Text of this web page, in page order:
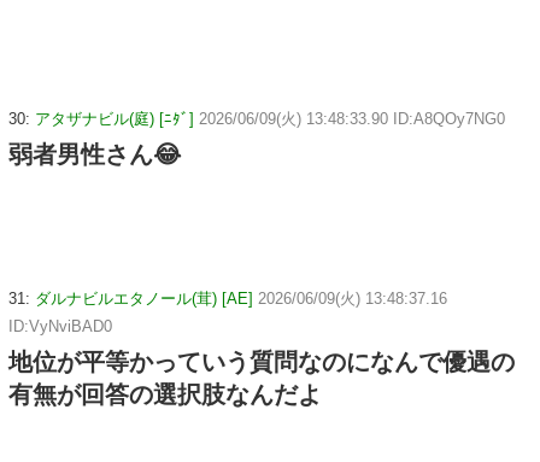
30: アタザナビル(庭) [ﾆﾀﾞ] 2026/06/09(火) 13:48:33.90 ID:A8QOy7NG0
弱者男性さん😂
31: ダルナビルエタノール(茸) [AE] 2026/06/09(火) 13:48:37.16
ID:VyNviBAD0
地位が平等かっていう質問なのになんで優遇の
有無が回答の選択肢なんだよ